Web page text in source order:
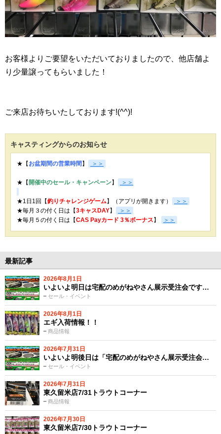
お客様よりご要望をいただいておりましたので、他店舗よ
り少量譲ってもらいました！
ご来店お待ちいたしております!(^^)!
キャスティングからのお知らせ
★【 お盆期間の営業時間 】 ＞＞
★【 開催中のセール・キャンペーン】 ＞＞
★1日1回【釣りチャレンジゲーム】（アプリが開きます）
＞＞
★毎月３の付く日は【3キャスDAY】
＞＞
★毎月５の付く日は【CAS Payカード 3％ボーナス 】 ＞＞
最新記事
2026年8月1日
セール・イベント
いよいよ明日は宅配のめがねやさん展示受注会です…
2026年8月1日
商品情報
エギ入荷情報！！
2026年7月31日
セール・イベント
いよいよ明後日は「宅配のめがねやさん展示受注会…
2026年7月31日
商品情報
東久留米店7/31トラウトコーナー
2026年7月30日
東久留米店7/30トラウトコーナー